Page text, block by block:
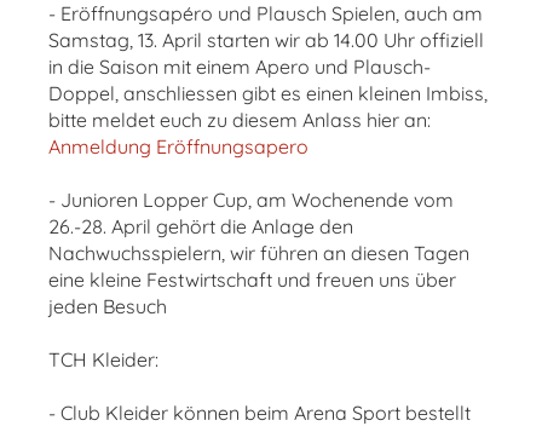
- Eröffnungsapéro und Plausch Spielen, auch am
Samstag, 13. April starten wir ab 14.00 Uhr offiziell
in die Saison mit einem Apero und Plausch-
Doppel, anschliessen gibt es einen kleinen Imbiss,
bitte meldet euch zu diesem Anlass hier an:
Anmeldung Eröffnungsapero
- Junioren Lopper Cup, am Wochenende vom
26.-28. April gehört die Anlage den
Nachwuchsspielern, wir führen an diesen Tagen
eine kleine Festwirtschaft und freuen uns über
jeden Besuch
TCH Kleider:
- Club Kleider können beim Arena Sport bestellt